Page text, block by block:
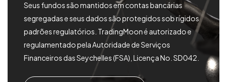
Seus fundos são mantidos em contas bancárias
segregadas e seus dados são protegidos sob rígidos
padrões regulatórios. TradingMoon é autorizado e
regulamentado pela Autoridade de Serviços
Financeiros das Seychelles (FSA), Licença No. SD042.